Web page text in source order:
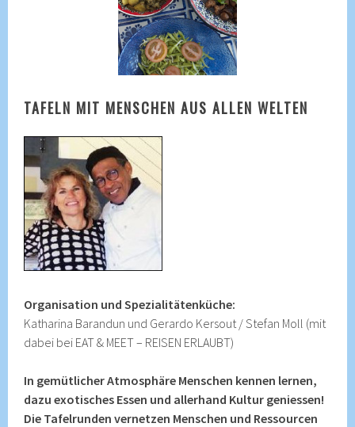
TAFELN MIT MENSCHEN AUS ALLEN WELTEN
Organisation und Spezialitätenküche:
Katharina Barandun und Gerardo Kersout / Stefan Moll (mit
dabei bei EAT & MEET – REISEN ERLAUBT)
In gemütlicher Atmosphäre Menschen kennen lernen,
dazu exotisches Essen und allerhand Kultur geniessen!
Die Tafelrunden vernetzen Menschen und Ressourcen